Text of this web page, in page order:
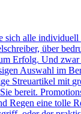
alle
über
Erfolg. Und
Auswahl im
Streuartikel mit
bereit.
Regen eine tolle